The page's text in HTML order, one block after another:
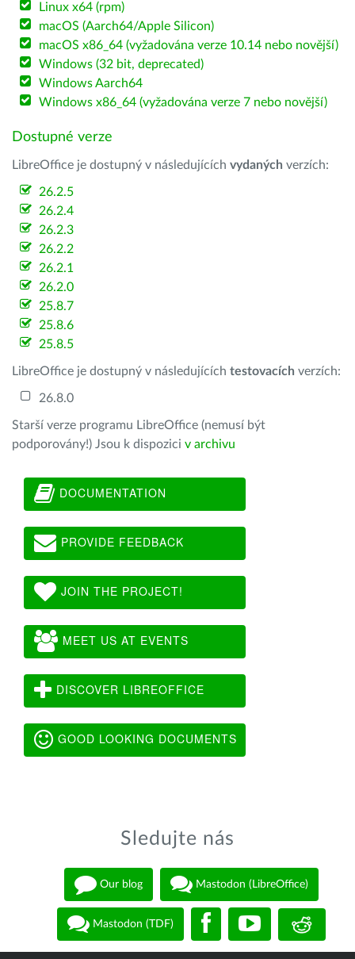
Linux x64 (rpm)
macOS (Aarch64/Apple Silicon)
macOS x86_64 (vyžadována verze 10.14 nebo novější)
Windows (32 bit, deprecated)
Windows Aarch64
Windows x86_64 (vyžadována verze 7 nebo novější)
Dostupné verze
LibreOffice je dostupný v následujících vydaných verzích:
26.2.5
26.2.4
26.2.3
26.2.2
26.2.1
26.2.0
25.8.7
25.8.6
25.8.5
LibreOffice je dostupný v následujících testovacích verzích:
26.8.0
Starší verze programu LibreOffice (nemusí být
podporovány!) Jsou k dispozici v archivu
DOCUMENTATION
PROVIDE FEEDBACK
JOIN THE PROJECT!
MEET US AT EVENTS
DISCOVER LIBREOFFICE
GOOD LOOKING DOCUMENTS
Sledujte nás
Our blog Mastodon (LibreOffice)
Mastodon (TDF)